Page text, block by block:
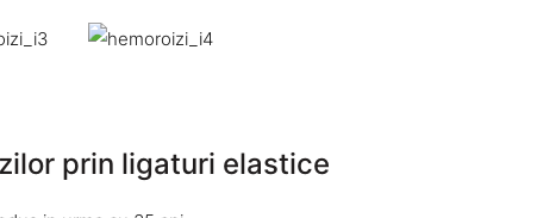
prin ligaturi elastice